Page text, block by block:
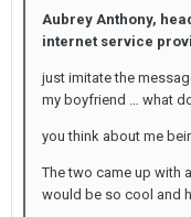
Aubrey Anthony,
internet service
just imitate the
my boyfriend … what
you think about me
The two came up with
would be so cool and